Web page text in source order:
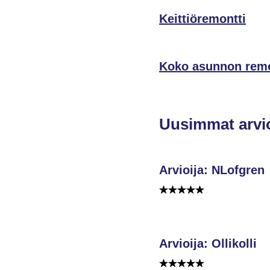
Keittiöremontti
Koko asunnon
Uusimmat
Arvioija: NLofgren
Arvioija: Ollikolli